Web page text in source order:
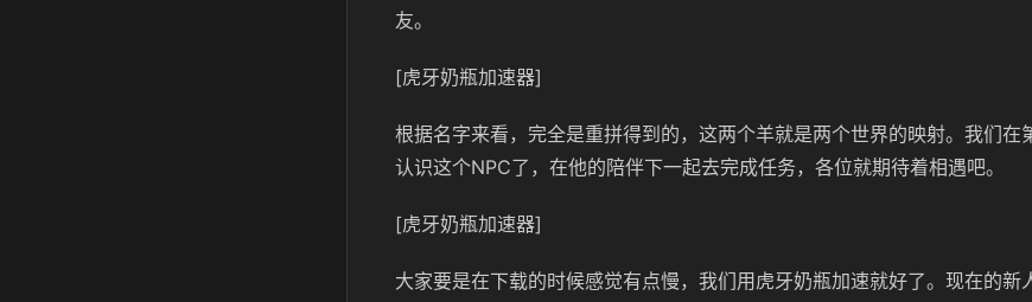
友。
[虎牙奶瓶加速器]
根据名字来看，完全是重拼得到的，这两个羊就是两个世界的映射。我们在
认识这个NPC了，在他的陪伴下一起去完成任务，各位就期待着相遇吧。
[虎牙奶瓶加速器]
大家要是在下载的时候感觉有点慢，我们用虎牙奶瓶加速就好了。现在的新